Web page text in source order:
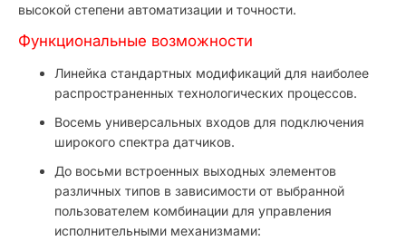
высокой степени автоматизации и точности.
Функциональные возможности
Линейка стандартных модификаций для наиболее
распространенных технологических процессов.
Восемь универсальных входов для подключения
широкого спектра датчиков.
До восьми встроенных выходных элементов
различных типов в зависимости от выбранной
пользователем комбинации для управления
исполнительными механизмами: